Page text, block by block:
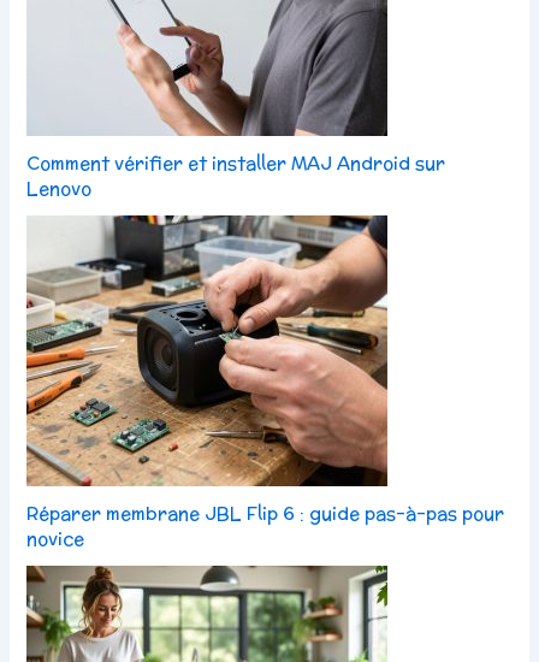
Comment vérifier et installer MAJ Android sur
Lenovo
Réparer membrane JBL Flip 6 : guide pas-à-pas pour
novice